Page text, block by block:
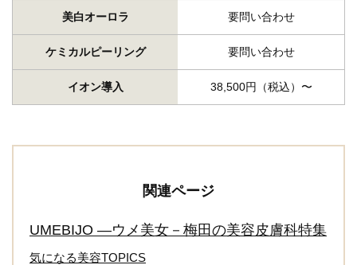
美白オーロラ 要問い合わせ
ケミカルピーリング 要問い合わせ
イオン導入 38,500円（税込）〜
関連ページ
UMEBIJO ―ウメ美女－梅田の美容皮膚科特集
気になる美容TOPICS